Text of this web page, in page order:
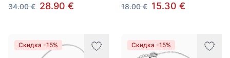
34.00 € 28.90 €
18.00 € 15.30 €
Скидка -15% Скидка -15%